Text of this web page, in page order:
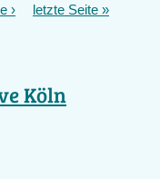
› letzte Seite »
Köln